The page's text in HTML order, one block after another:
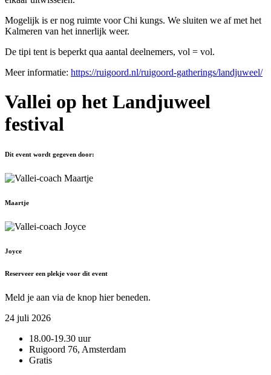
Mogelijk is er nog ruimte voor Chi kungs. We sluiten we af met het
Kalmeren van het innerlijk weer.
De tipi tent is beperkt qua aantal deelnemers, vol = vol.
Meer informatie: https://ruigoord.nl/ruigoord-gatherings/landjuweel/
Vallei op het Landjuweel
festival
Dit event wordt gegeven door:
Maartje
Joyce
Reserveer een plekje voor dit event
Meld je aan via de knop hier beneden.
24 juli 2026
18.00-19.30 uur
Ruigoord 76, Amsterdam
Gratis